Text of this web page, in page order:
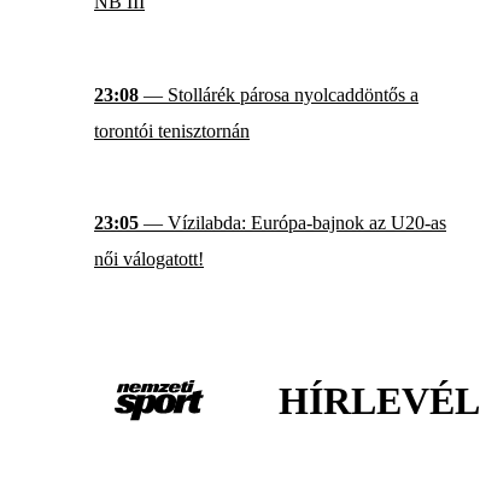
23:08 — Stollárék párosa nyolcaddöntős a
torontói tenisztornán
23:05 — Vízilabda: Európa-bajnok az U20-as
női válogatott!
HÍRLEVÉL